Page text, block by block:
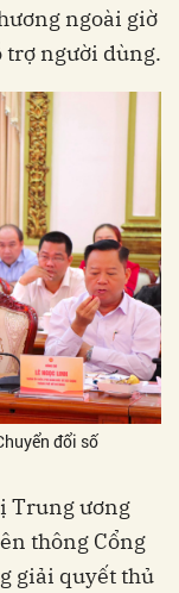
ngoài giờ
trợ người dùng.
đổi số
Trung ương
thông Cổng
giải quyết thủ